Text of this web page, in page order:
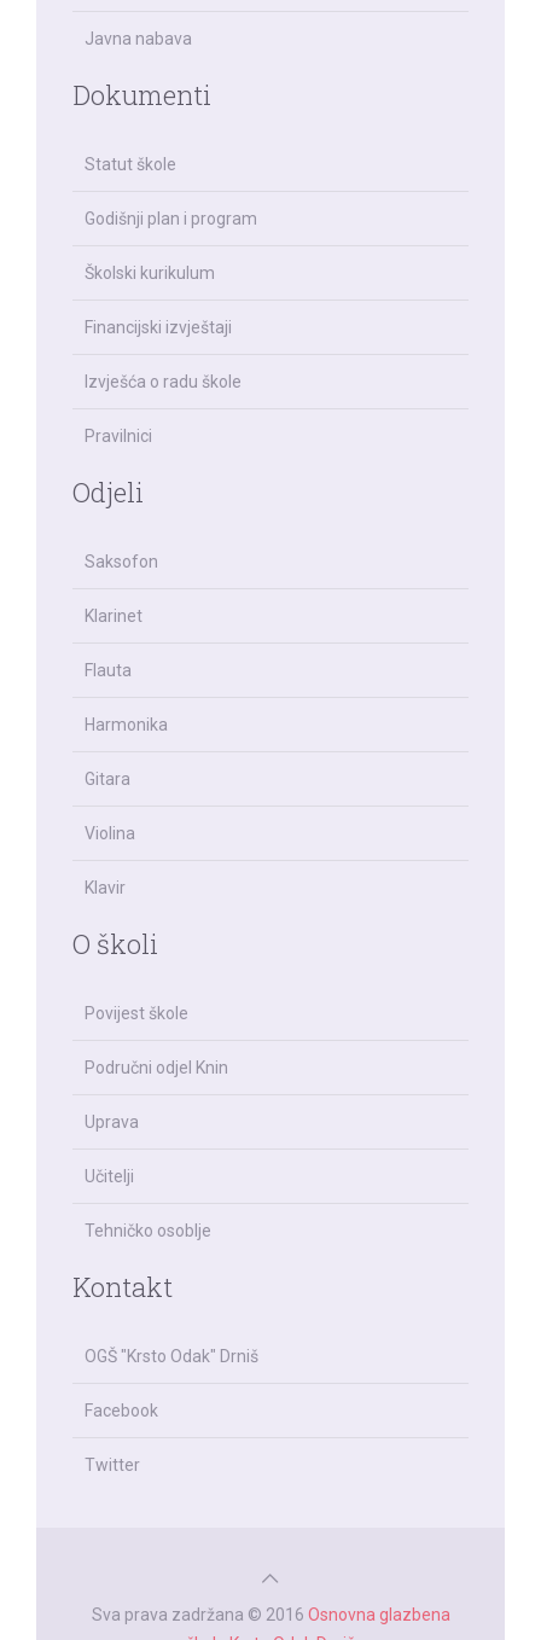
Javna nabava
Dokumenti
Statut škole
Godišnji plan i program
Školski kurikulum
Financijski izvještaji
Izvješća o radu škole
Pravilnici
Odjeli
Saksofon
Klarinet
Flauta
Harmonika
Gitara
Violina
Klavir
O školi
Povijest škole
Područni odjel Knin
Uprava
Učitelji
Tehničko osoblje
Kontakt
OGŠ "Krsto Odak" Drniš
Facebook
Twitter
Sva prava zadržana © 2016 Osnovna glazbena